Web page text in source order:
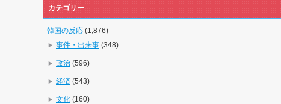
カテゴリー
韓国の反応 (1,876)
事件・出来事 (348)
政治 (596)
経済 (543)
文化 (160)